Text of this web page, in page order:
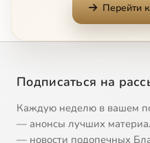
Перейти
Подписаться на
Каждую неделю в вашем
— анонсы лучших
— новости подопечных